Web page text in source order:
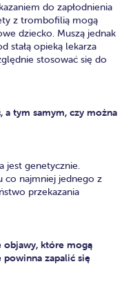
do zapłodnienia
z trombofilią mogą
dziecko. Muszą jednak
stałą opieką lekarza
stosować się do
tym samym, czy można
jest genetycznie.
co najmniej jednego z
przekazania
objawy, które mogą
zapalić się